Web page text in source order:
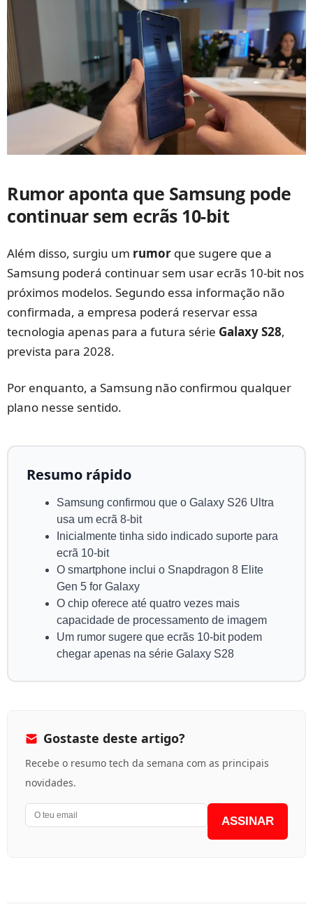
Rumor aponta que Samsung pode
continuar sem ecrãs 10-bit
Além disso, surgiu um rumor que sugere que a
Samsung poderá continuar sem usar ecrãs 10-bit nos
próximos modelos. Segundo essa informação não
confirmada, a empresa poderá reservar essa
tecnologia apenas para a futura série Galaxy S28,
prevista para 2028.
Por enquanto, a Samsung não confirmou qualquer
plano nesse sentido.
Resumo rápido
Samsung confirmou que o Galaxy S26 Ultra
usa um ecrã 8-bit
Inicialmente tinha sido indicado suporte para
ecrã 10-bit
O smartphone inclui o Snapdragon 8 Elite
Gen 5 for Galaxy
O chip oferece até quatro vezes mais
capacidade de processamento de imagem
Um rumor sugere que ecrãs 10-bit podem
chegar apenas na série Galaxy S28
Gostaste deste artigo?
Recebe o resumo tech da semana com as principais
novidades.
ASSINAR